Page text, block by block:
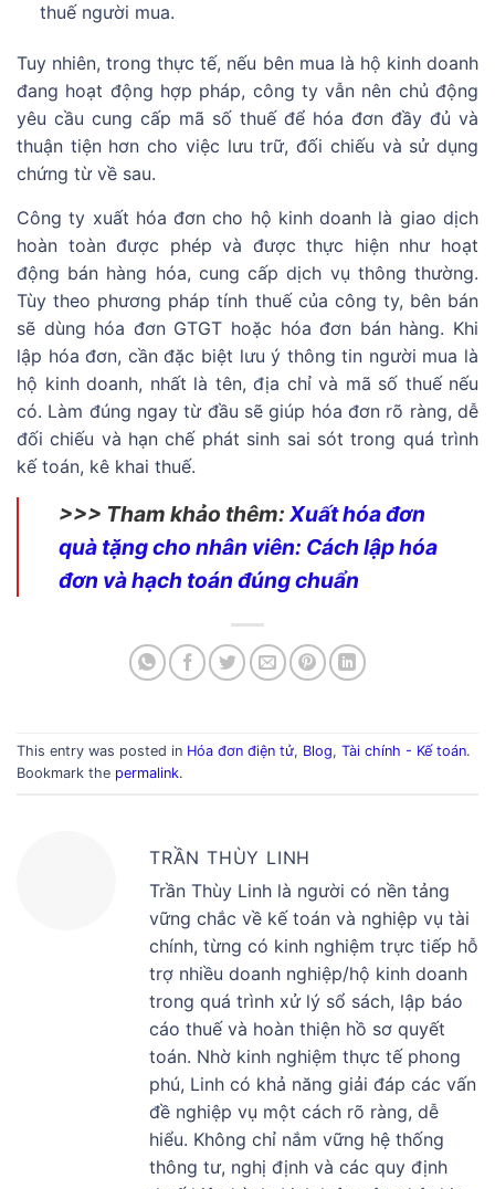
thuế người mua.
Tuy nhiên, trong thực tế, nếu bên mua là hộ kinh doanh
đang hoạt động hợp pháp, công ty vẫn nên chủ động
yêu cầu cung cấp mã số thuế để hóa đơn đầy đủ và
thuận tiện hơn cho việc lưu trữ, đối chiếu và sử dụng
chứng từ về sau.
Công ty xuất hóa đơn cho hộ kinh doanh là giao dịch
hoàn toàn được phép và được thực hiện như hoạt
động bán hàng hóa, cung cấp dịch vụ thông thường.
Tùy theo phương pháp tính thuế của công ty, bên bán
sẽ dùng hóa đơn GTGT hoặc hóa đơn bán hàng. Khi
lập hóa đơn, cần đặc biệt lưu ý thông tin người mua là
hộ kinh doanh, nhất là tên, địa chỉ và mã số thuế nếu
có. Làm đúng ngay từ đầu sẽ giúp hóa đơn rõ ràng, dễ
đối chiếu và hạn chế phát sinh sai sót trong quá trình
kế toán, kê khai thuế.
>>> Tham khảo thêm: Xuất hóa đơn
quà tặng cho nhân viên: Cách lập hóa
đơn và hạch toán đúng chuẩn
This entry was posted in Hóa đơn điện tử, Blog, Tài chính - Kế toán.
Bookmark the permalink.
TRẦN THÙY LINH
Trần Thùy Linh là người có nền tảng
vững chắc về kế toán và nghiệp vụ tài
chính, từng có kinh nghiệm trực tiếp hỗ
trợ nhiều doanh nghiệp/hộ kinh doanh
trong quá trình xử lý sổ sách, lập báo
cáo thuế và hoàn thiện hồ sơ quyết
toán. Nhờ kinh nghiệm thực tế phong
phú, Linh có khả năng giải đáp các vấn
đề nghiệp vụ một cách rõ ràng, dễ
hiểu. Không chỉ nắm vững hệ thống
thông tư, nghị định và các quy định